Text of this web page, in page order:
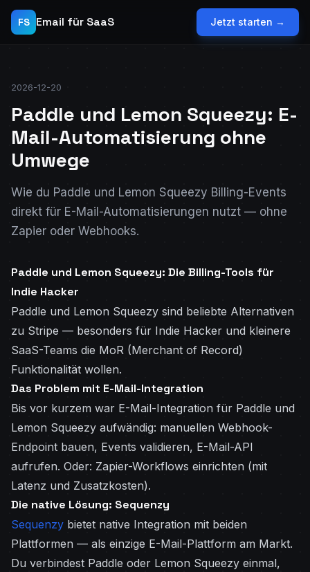
FS Email für SaaS Jetzt starten →
2026-12-20
Paddle und Lemon Squeezy: E-
Mail-Automatisierung ohne
Umwege
Wie du Paddle und Lemon Squeezy Billing-Events
direkt für E-Mail-Automatisierungen nutzt — ohne
Zapier oder Webhooks.
Paddle und Lemon Squeezy: Die Billing-Tools für
Indie Hacker
Paddle und Lemon Squeezy sind beliebte Alternativen
zu Stripe — besonders für Indie Hacker und kleinere
SaaS-Teams die MoR (Merchant of Record)
Funktionalität wollen.
Das Problem mit E-Mail-Integration
Bis vor kurzem war E-Mail-Integration für Paddle und
Lemon Squeezy aufwändig: manuellen Webhook-
Endpoint bauen, Events validieren, E-Mail-API
aufrufen. Oder: Zapier-Workflows einrichten (mit
Latenz und Zusatzkosten).
Die native Lösung: Sequenzy
Sequenzy bietet native Integration mit beiden
Plattformen — als einzige E-Mail-Plattform am Markt.
Du verbindest Paddle oder Lemon Squeezy einmal,